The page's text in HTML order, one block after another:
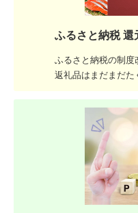
ふるさと納税 還
ふるさと納税の制度
返礼品はまだまだた